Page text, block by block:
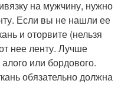
на мужчину, нужно
Если вы не нашли ее
и оторвите (нельзя
нее ленту. Лучше
или бордового.
обязательно должна